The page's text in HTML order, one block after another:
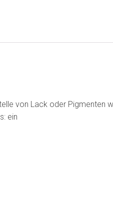
von Lack oder Pigmenten
ein